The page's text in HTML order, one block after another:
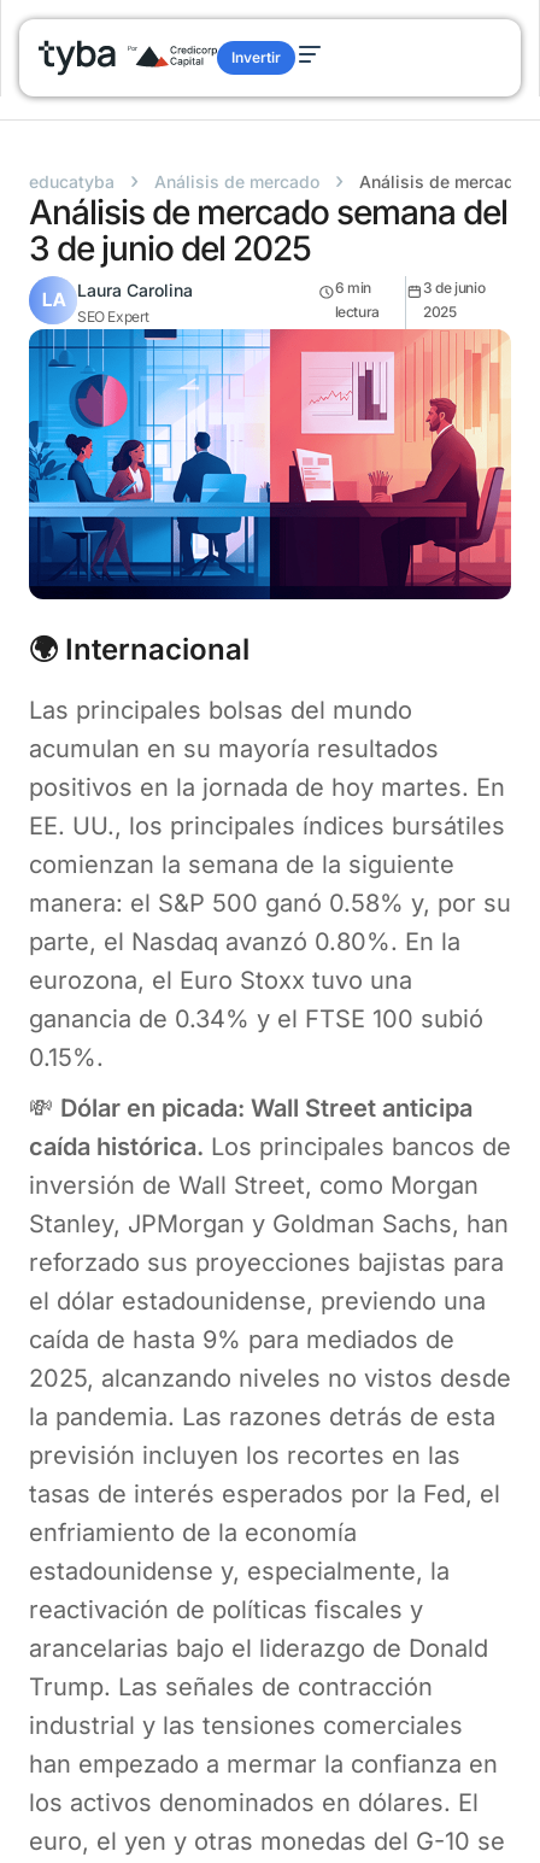
Invertir
educatyba › Análisis de mercado › Análisis de mercado
Análisis de mercado semana del
3 de junio del 2025
Laura Carolina
SEO Expert
6 min
lectura
3 de junio
2025
🌍 Internacional
Las principales bolsas del mundo
acumulan en su mayoría resultados
positivos en la jornada de hoy martes. En
EE. UU., los principales índices bursátiles
comienzan la semana de la siguiente
manera: el S&P 500 ganó 0.58% y, por su
parte, el Nasdaq avanzó 0.80%. En la
eurozona, el Euro Stoxx tuvo una
ganancia de 0.34% y el FTSE 100 subió
0.15%.
💸 Dólar en picada: Wall Street anticipa
caída histórica. Los principales bancos de
inversión de Wall Street, como Morgan
Stanley, JPMorgan y Goldman Sachs, han
reforzado sus proyecciones bajistas para
el dólar estadounidense, previendo una
caída de hasta 9% para mediados de
2025, alcanzando niveles no vistos desde
la pandemia. Las razones detrás de esta
previsión incluyen los recortes en las
tasas de interés esperados por la Fed, el
enfriamiento de la economía
estadounidense y, especialmente, la
reactivación de políticas fiscales y
arancelarias bajo el liderazgo de Donald
Trump. Las señales de contracción
industrial y las tensiones comerciales
han empezado a mermar la confianza en
los activos denominados en dólares. El
euro, el yen y otras monedas del G-10 se